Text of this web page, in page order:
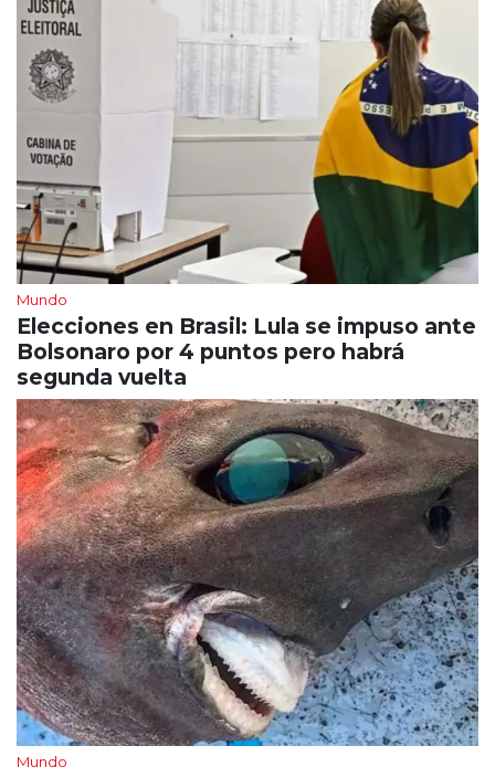
Mundo
Elecciones en Brasil: Lula se impuso ante
Bolsonaro por 4 puntos pero habrá
segunda vuelta
Mundo